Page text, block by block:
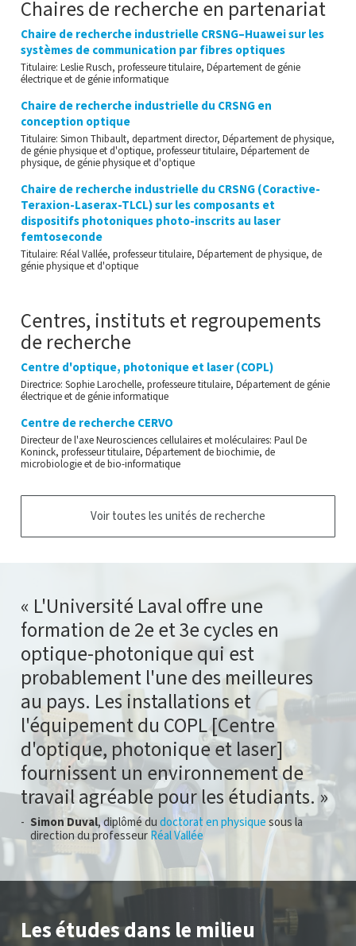
Chaires de recherche en partenariat
Chaire de recherche industrielle CRSNG–Huawei sur les
systèmes de communication par fibres optiques
Titulaire: Leslie Rusch, professeure titulaire, Département de génie
électrique et de génie informatique
Chaire de recherche industrielle du CRSNG en
conception optique
Titulaire: Simon Thibault, department director, Département de physique,
de génie physique et d'optique, professeur titulaire, Département de
physique, de génie physique et d'optique
Chaire de recherche industrielle du CRSNG (Coractive-
Teraxion-Laserax-TLCL) sur les composants et
dispositifs photoniques photo-inscrits au laser
femtoseconde
Titulaire: Réal Vallée, professeur titulaire, Département de physique, de
génie physique et d'optique
Centres, instituts et regroupements
de recherche
Centre d'optique, photonique et laser (COPL)
Directrice: Sophie Larochelle, professeure titulaire, Département de génie
électrique et de génie informatique
Centre de recherche CERVO
Directeur de l'axe Neurosciences cellulaires et moléculaires: Paul De
Koninck, professeur titulaire, Département de biochimie, de
microbiologie et de bio-informatique
Voir toutes les unités de recherche
L'Université Laval offre une
formation de 2e et 3e cycles en
optique-photonique qui est
probablement l'une des meilleures
au pays. Les installations et
l'équipement du COPL [Centre
d'optique, photonique et laser]
fournissent un environnement de
travail agréable pour les étudiants.
Simon Duval, diplômé du doctorat en physique sous la
direction du professeur Réal Vallée
Les études dans le milieu